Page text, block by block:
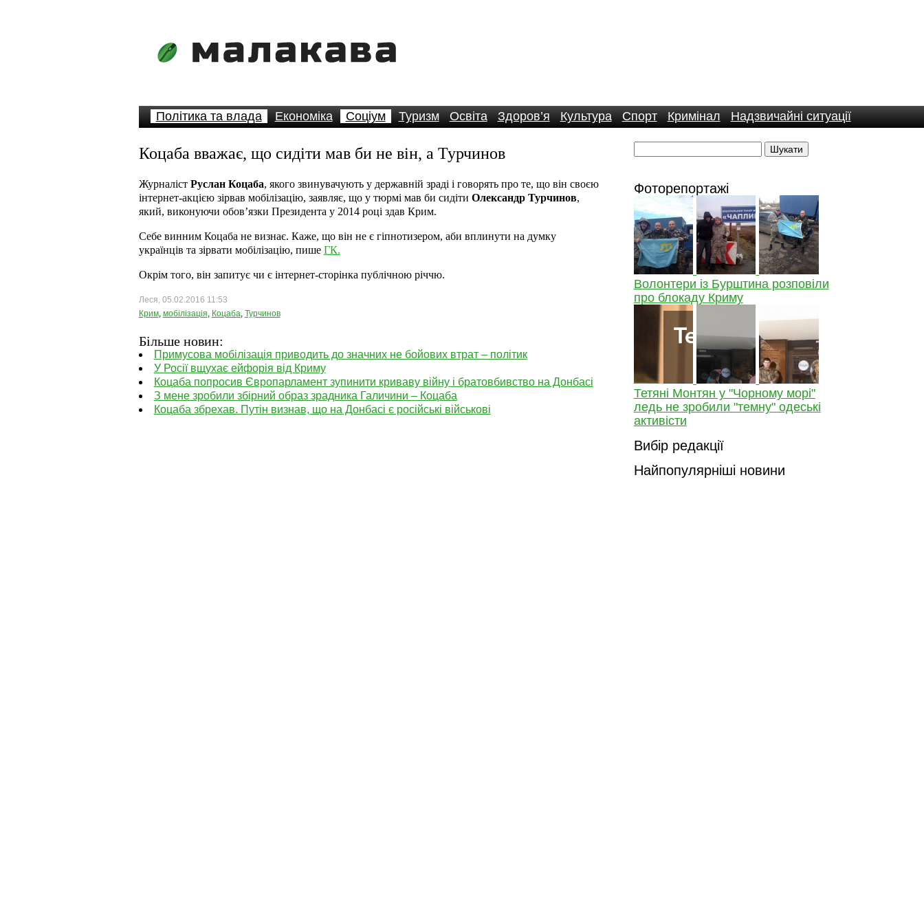
Політика та влада Економіка Соціум Туризм Освіта Здоров’я Культура Спорт Кримінал Надзвичайні ситуації
Коцаба вважає, що сидіти мав би не він, а Турчинов
Журналіст Руслан Коцаба, якого звинувачують у державній зраді і говорять про те, що він своєю
інтернет-акцією зірвав мобілізацію, заявляє, що у тюрмі мав би сидіти Олександр Турчинов,
який, виконуючи обов’язки Президента у 2014 році здав Крим.
Себе винним Коцаба не визнає. Каже, що він не є гіпнотизером, аби вплинути на думку
українців та зірвати мобілізацію, пише ГК.
Окрім того, він запитує чи є інтернет-сторінка публічною річчю.
Леся, 05.02.2016 11:53
Крим, мобілізація, Коцаба, Турчинов
Більше новин:
Примусова мобілізація приводить до значних не бойових втрат – політик
У Росії вщухає ейфорія від Криму
Коцаба попросив Європарламент зупинити криваву війну і братовбивство на Донбасі
З мене зробили збірний образ зрадника Галичини – Коцаба
Коцаба збрехав. Путін визнав, що на Донбасі є російські військові
Фоторепортажі
Волонтери із Бурштина розповіли
про блокаду Криму
Тетяні Монтян у "Чорному морі"
ледь не зробили "темну" одеські
активісти
Вибір редакції
Найпопулярніші новини